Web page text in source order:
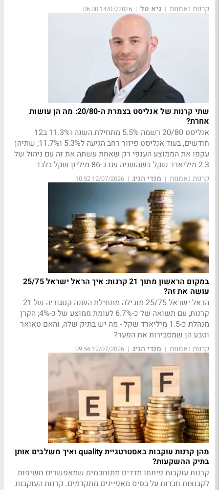
קרנות נאמנות | גיא טל |
14/07/2026 06:00
שתי קרנות של אנליסט בצמרת ה-20/80: מה הן עושות
אחרת?
אנליסט 20/80 רשמה 5.5% מתחילת השנה ו11.3% ב12
חודשים, בעוד אנליסט פיזור רחב הגיעה ל5.3% ו11.7%; שתיהן
עקפו את הממוצע הענפי רק שאחת עשתה את זה עם ניהול של
2.3 מיליארד שקל כשהשניה עם כ-86 מיליון שקל בלבד
קרנות נאמנות | מנדי הניג |
12/07/2026 10:52
במקום הראשון מתוך 21 קרנות: איך הראל ישראל 25/75
עושה את זה?
הראל ישראל 25/75 מובילה מתחילת השנה קטגוריה של 21
קרנות, עם תשואה של כ-6.7% לעומת ממוצע של כ-4%; הקרן
מנהלת כ-1.5 מיליארד שקל - מה יש בתיק שלה, והאם טאואר
וטבע הן שמסבירות את הפער?
קרנות נאמנות | מנדי הניג |
12/07/2026 09:56
מהן קרנות עוקבות באסטרטגיית quality ואיך משלבים אותן
בתיק ההשקעות?
קרנות עוקבות פיתחו מדדים מתוחכמים שמאפשרים חשיפות
לקבוצות חברות על בסיס מאפיינים מתקדמים. קרנות העוקבות